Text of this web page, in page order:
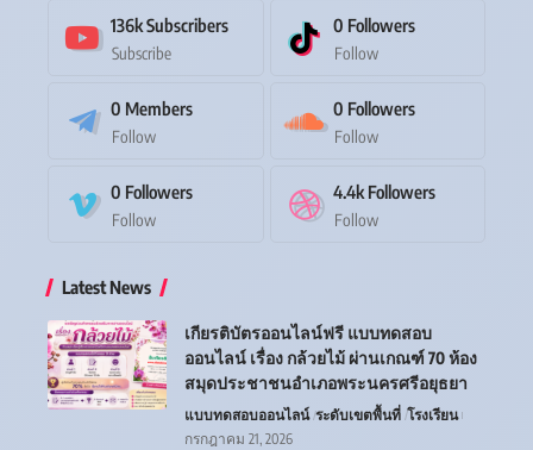
136kSubscribers
Subscribe
0 Followers
Follow
0 Members
Follow
0 Followers
Follow
0 Followers
Follow
4.4k Followers
Follow
Latest News
เกียรติบัตรออนไลน์ฟรี แบบทดสอบ
ออนไลน์ เรื่อง กล้วยไม้ ผ่านเกณฑ์ 70 ห้อง
สมุดประชาชนอำเภอพระนครศรีอยุธยา
แบบทดสอบออนไลน์ ระดับเขตพื้นที่ โรงเรียน
กรกฎาคม 21, 2026